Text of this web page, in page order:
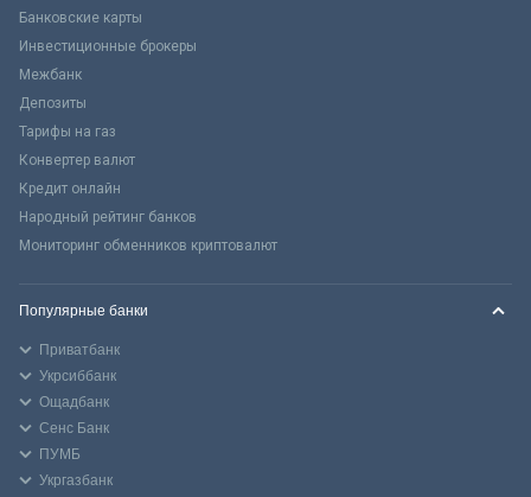
Банковские карты
Инвестиционные брокеры
Межбанк
Депозиты
Тарифы на газ
Конвертер валют
Кредит онлайн
Народный рейтинг банков
Мониторинг обменников криптовалют
Популярные банки
Приватбанк
Укрсиббанк
Ощадбанк
Сенс Банк
ПУМБ
Укргазбанк